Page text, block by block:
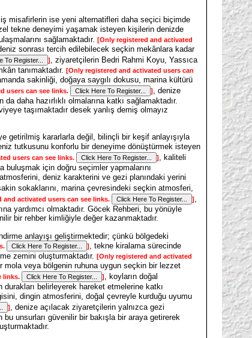
misafirlerin ise yeni alternatifleri daha seçici biçimde
tekne deneyimi yaşamak isteyen kişilerin denizde
sağlamaktadır. [Only registered and activated
sonrası tercih edilebilecek seçkin mekânlara kadar
]
, ziyaretçilerin Bedri Rahmi Koyu, Yassıca
tanımaktadır. [Only registered and activated users can
sakinliği, doğaya saygılı dokusu, marina kültürü
users can see links. ]
, denize
daha hazırlıklı olmalarına katkı sağlamaktadır.
taşımaktadır desek yanlış demiş olmayız
getirilmiş kararlarla değil, bilinçli bir keşif anlayışıyla
tutkusunu konforlu bir deneyime dönüştürmek isteyen
users can see links. ]
, kaliteli
buluşmak için doğru seçimler yapmalarını
deniz karakterini ve gezi planındaki yerini
sokaklarını, marina çevresindeki seçkin atmosferi,
and activated users can see links. ]
yardımcı olmaktadır. Göcek Rehberi, bu yönüyle
bir rehber kimliğiyle değer kazanmaktadır.
anlayışı geliştirmektedir; çünkü bölgedeki
]
, tekne kiralama sürecinde
zemini oluşturmaktadır. [Only registered and activated
mola veya bölgenin ruhuna uygun seçkin bir lezzet
links. ]
, koyların doğal
belirleyerek hareket etmelerine katkı
dingin atmosferini, doğal çevreyle kurduğu uyumu
]
, denize açılacak ziyaretçilerin yalnızca gezi
unsurları güvenilir bir bakışla bir araya getirerek